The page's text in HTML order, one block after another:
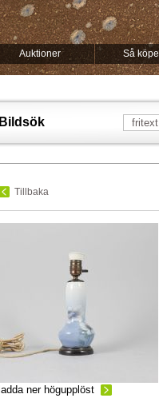
Auktioner Så
Bildsök
Tillbaka
ladda ner högupplöst